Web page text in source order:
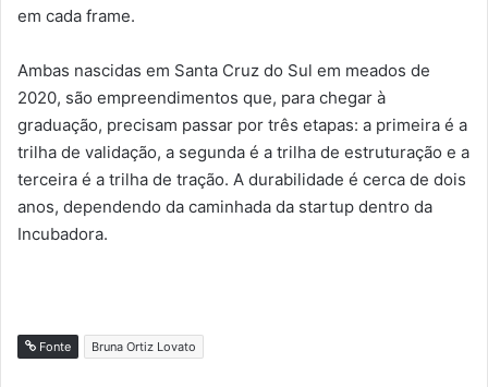
em cada frame.
Ambas nascidas em Santa Cruz do Sul em meados de
2020, são empreendimentos que, para chegar à
graduação, precisam passar por três etapas: a primeira é a
trilha de validação, a segunda é a trilha de estruturação e a
terceira é a trilha de tração. A durabilidade é cerca de dois
anos, dependendo da caminhada da startup dentro da
Incubadora.
Fonte Bruna Ortiz Lovato